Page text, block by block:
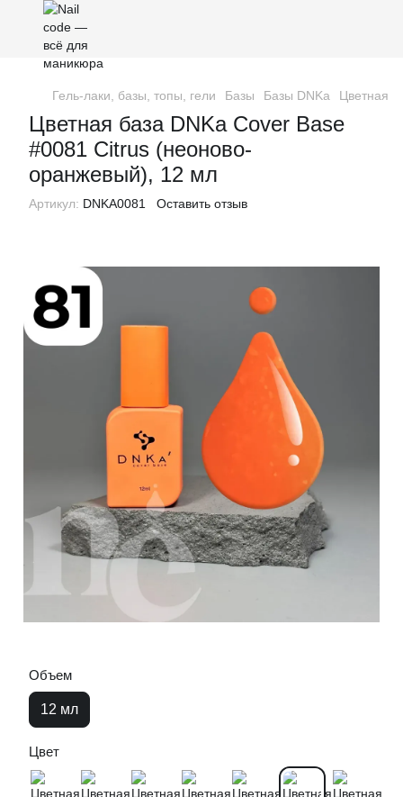
Гель-лаки, базы, топы, гели Базы Базы DNKa Цветная
Цветная база DNKa Cover Base
#0081 Citrus (неоново-
оранжевый), 12 мл
Артикул: DNKA0081 Оставить отзыв
Объем
12 мл
Цвет